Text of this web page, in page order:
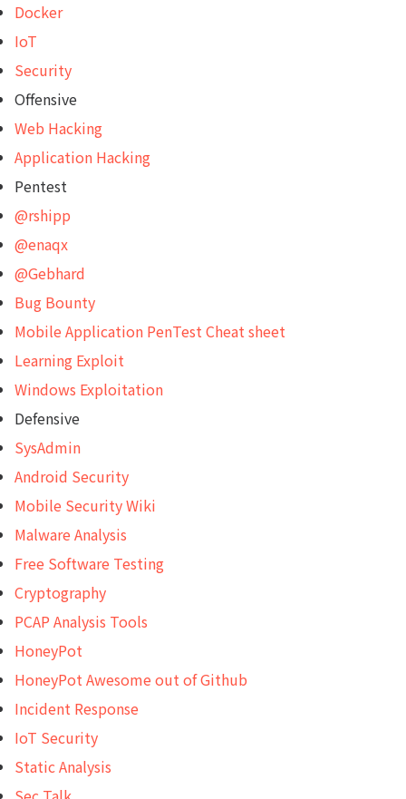
Docker
IoT
Security
Offensive
Web Hacking
Application Hacking
Pentest
@rshipp
@enaqx
@Gebhard
Bug Bounty
Mobile Application PenTest Cheat sheet
Learning Exploit
Windows Exploitation
Defensive
SysAdmin
Android Security
Mobile Security Wiki
Malware Analysis
Free Software Testing
Cryptography
PCAP Analysis Tools
HoneyPot
HoneyPot Awesome out of Github
Incident Response
IoT Security
Static Analysis